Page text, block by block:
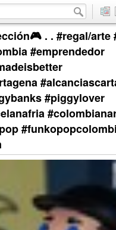
. . #regal/arte
#emprendedor
#piggylover